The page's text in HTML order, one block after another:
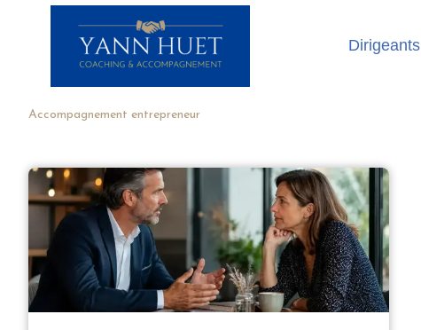
Dirigeants
Accompagnement entrepreneur